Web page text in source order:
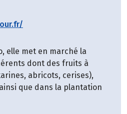
elle met en marché la
dont des fruits à
abricots, cerises),
que dans la plantation